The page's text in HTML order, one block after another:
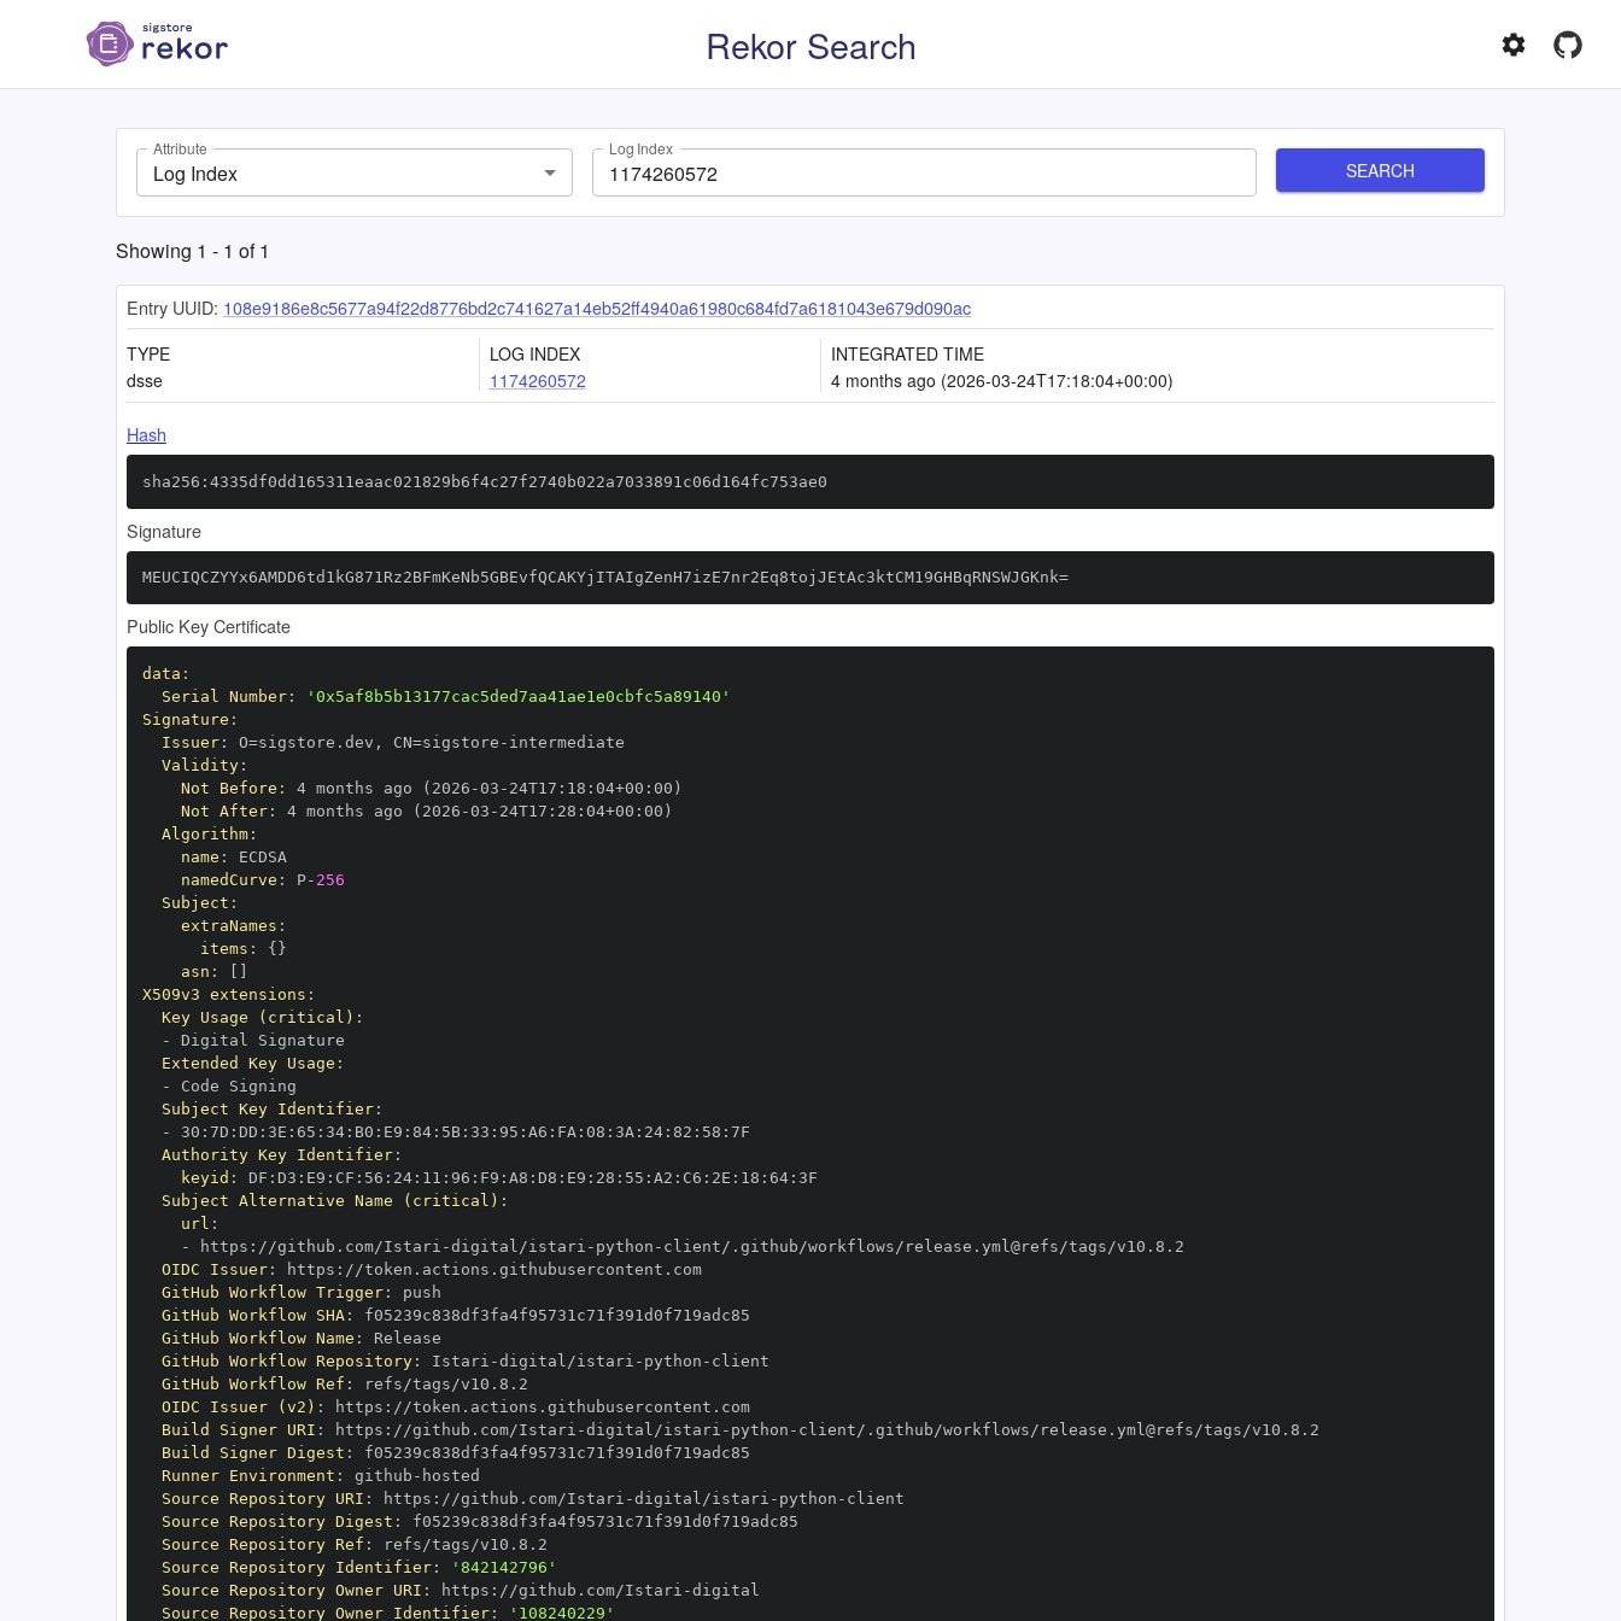
Rekor Search
Attribute
Log Index
Log Index
SEARCH
Showing 1 - 1 of1
Entry UUID: 108e9186e8c5677a94f22d8776bd2c741627a14eb52ff4940a61980c684fd7a6181043e679d090ac
TYPE
dsse
LOG INDEX
1174260572
INTEGRATED TIME
4 months ago (2026-03-24T17:18:04+00:00)
Hash
sha256:4335df0dd165311eaac021829b6f4c27f2740b022a7033891c06d164fc753ae0
Signature
MEUCIQCZYYx6AMDD6td1kG871Rz2BFmKeNb5GBEvfQCAKYjITAIgZenH7izE7nr2Eq8tojJEtAc3ktCM19GHBqRNSWJGKnk=
Public Key Certificate
data :
Serial Number:
'0x5af8b5b13177cac5ded7aa41ae1e0cbfc5a89140'
Signature :
Issuer: O=sigstore.dev , CN=sigstore -
Validity:
Not Before : 4 months ago (2026 -03 - 24T17 : 18 : 04+00 :
Not After: 4 months ago (2026 -03 - 24T17 : 28 : 04+00 :
Algorithm:
name :
namedCurve : P- 256
Subject :
extraNames :
items : { }
asn :
X509v3 extensions :
Key Usage (critical) :
-
Extended Key Usage :
-
Subject Key Identifier:
-
30 : 7D : DD : 3E : 65 : 34: B0 : E9 : 84: 5B: 33 : 95 : A6 : FA : 08 : 3A : 24: 82 : 58 :
Authority Key Identifier:
keyid : DF : D3 : E9 : CF : 56 : 24: 11 : 96 : F9 : A8 : D8 : E9 : 28 : 55 : A2 : C6 : 2E : 18 : 64:
Subject Alternative Name (critical) :
url :
-
https : //github.com/Istari -digital/istari - python -
OIDC Issuer: https :
//token.actions.githubusercontent.com
GitHub Workflow Trigger:
GitHub Workflow SHA:
GitHub Workflow Name :
GitHub Workflow Repository: Istari -digital/istari - python -
GitHub Workflow Ref :
OIDC Issuer (v2) : https :
//token.actions.githubusercontent.com
Build Signer URI : https : //github.com/Istari -digital/istari - python -
Build Signer Digest :
Runner Environment : github -
Source Repository URI : https : //github.com/Istari -digital/istari - python -
Source Repository Digest :
Source Repository Ref :
Source Repository Identifier:
'842142796'
Source Repository Owner URI : https : //github.com/Istari -
Source Repository Owner Identifier: '108240229'